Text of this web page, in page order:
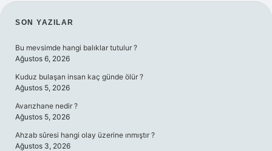
SIDEBAR
SON YAZILAR
Bu mevsimde hangi balıklar tutulur ?
Ağustos 6, 2026
Kuduz bulaşan insan kaç günde ölür ?
Ağustos 5, 2026
Avarızhane nedir ?
Ağustos 5, 2026
Ahzab sûresi hangi olay üzerine ınmıştır ?
Ağustos 3, 2026